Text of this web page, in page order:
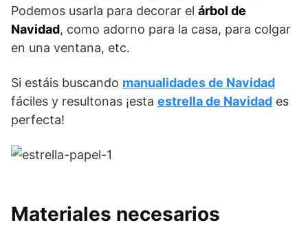
Podemos usarla para decorar el árbol de
Navidad, como adorno para la casa, para colgar
en una ventana, etc.
Si estáis buscando manualidades de Navidad
fáciles y resultonas ¡esta estrella de Navidad es
perfecta!
Materiales necesarios